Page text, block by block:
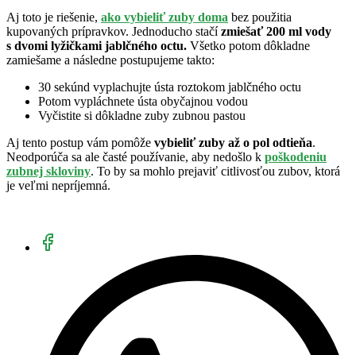
Aj toto je riešenie, ako vybieliť zuby doma bez použitia
kupovaných prípravkov. Jednoducho stačízmiešať 200 ml vody
s dvomi lyžičkami jablčného octu. Všetko potom dôkladne
zamiešame a následne postupujeme takto:
30 sekúnd vyplachujte ústa roztokom jablčného octu
Potom vypláchnete ústa obyčajnou vodou
Vyčistite si dôkladne zuby zubnou pastou
Aj tento postup vám pomôže vybieliť zuby až o pol odtieňa.
Neodporúča sa ale časté používanie, aby nedošlo k poškodeniu
zubnej skloviny. To by sa mohlo prejaviť citlivosťou zubov, ktorá
je veľmi nepríjemná.